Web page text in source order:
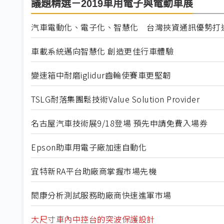
議題精選－2019車用電子與電動車展
汽車電動化、電子化、智慧化 台灣挾資通訊優勢打
車載系統邁向智慧化 創造更佳行車體驗
變速箱中耐磨iglidur齒輪使賽車更堅韌
TSLG耐落集團鬆技術Value Solution Provider
名古屋汽車技術展9/18登場 預先申請免費入場券
Epson助車用電子廠加速自動化
宜特新RA平台助廠商掌握市場先機
閎康分析測試服務助廠商快速進軍市場
大尺寸車內中控台的突波保護設計